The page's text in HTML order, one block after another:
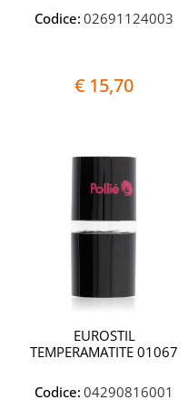
Codice: 02691124003
€ 15,70
EUROSTIL
TEMPERAMATITE 01067
Codice: 04290816001